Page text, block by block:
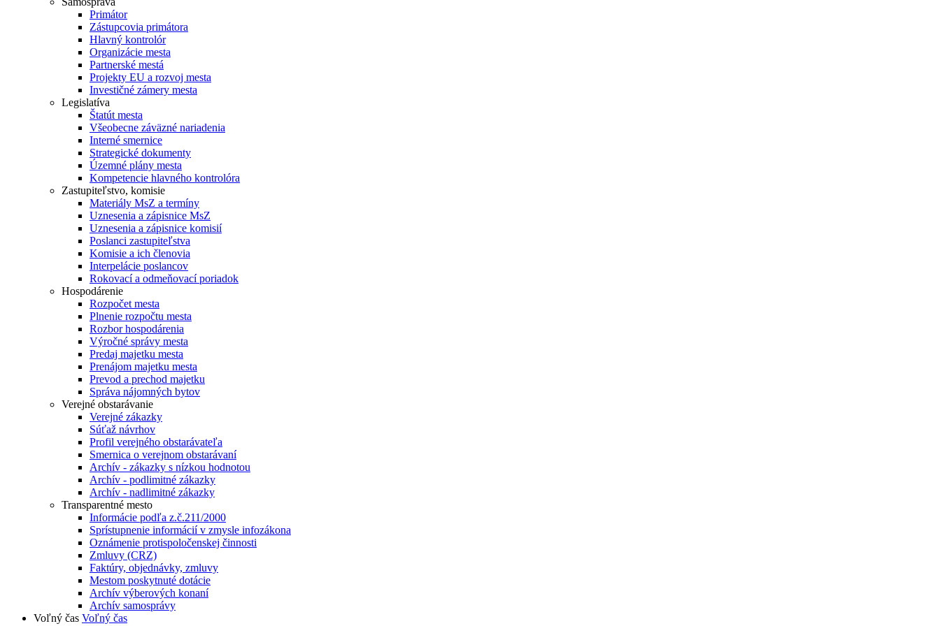
Primátor
Zástupcovia primátora
Hlavný kontrolór
Organizácie mesta
Partnerské mestá
Projekty EU a rozvoj mesta
Investičné zámery mesta
Legislatíva
Štatút mesta
Všeobecne záväzné nariadenia
Interné smernice
Strategické dokumenty
Územné plány mesta
Kompetencie hlavného kontrolóra
Zastupiteľstvo, komisie
Materiály MsZ a termíny
Uznesenia a zápisnice MsZ
Uznesenia a zápisnice komisií
Poslanci zastupiteľstva
Komisie a ich členovia
Interpelácie poslancov
Rokovací a odmeňovací poriadok
Hospodárenie
Rozpočet mesta
Plnenie rozpočtu mesta
Rozbor hospodárenia
Výročné správy mesta
Predaj majetku mesta
Prenájom majetku mesta
Prevod a prechod majetku
Správa nájomných bytov
Verejné obstarávanie
Verejné zákazky
Súťaž návrhov
Profil verejného obstarávateľa
Smernica o verejnom obstarávaní
Archív - zákazky s nízkou hodnotou
Archív - podlimitné zákazky
Archív - nadlimitné zákazky
Transparentné mesto
Informácie podľa z.č.211/2000
Sprístupnenie informácií v zmysle infozákona
Oznámenie protispoločenskej činnosti
Zmluvy (CRZ)
Faktúry, objednávky, zmluvy
Mestom poskytnuté dotácie
Archív výberových konaní
Archív samosprávy
Voľný čas Voľný čas